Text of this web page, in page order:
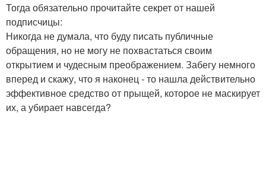
Тогда обязательно прочитайте секрет от нашей
подписчицы:
Никогда не думала, что буду писать публичные
обращения, но не могу не похвастаться своим
открытием и чудесным преображением. Забегу немного
вперед и скажу, что я наконец - то нашла действительно
эффективное средство от прыщей, которое не маскирует
их, а убирает навсегда?